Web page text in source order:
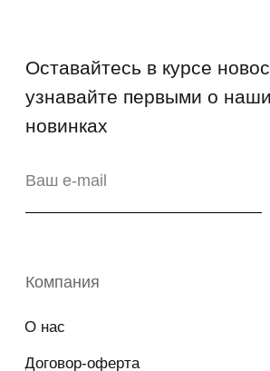
Свидетельство на товарный знак
№83312 от 19.01.2018 года